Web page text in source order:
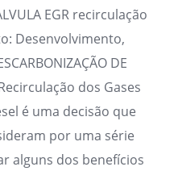
EGR recirculação
Desenvolvimento,
DE
dos Gases
é uma decisão que
por uma série
alguns dos benefícios